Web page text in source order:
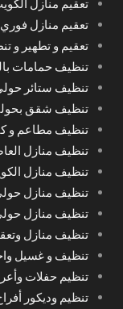
تعقيم منازل الكويت
تعقيم منازل فوري
تعقيم و تطهير و
تنظيف حمامات
تنظيف ستائر
تنظيف شقق
تنظيف مطاعم و
تنظيف منازل
تنظيف منازل الكويت
تنظيف منازل حولي 24 ساعة خدمة تنظيف المساجد في
تنظيف منازل
تنظيف منازل
تنظيف و غسيل
تنظيم حفلات
تنظيم وديكور